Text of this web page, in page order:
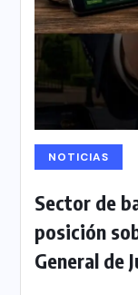
NOTICIAS
Sector de
posición
General de